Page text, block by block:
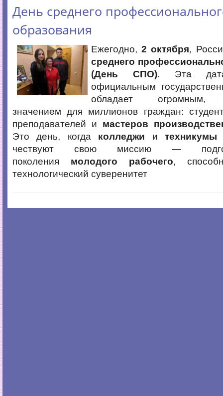
День среднего
образования
Ежегодно,2 октября,
среднего
(День СПО). Эта
официальным
обладает огромным,
значением для миллионов граждан:
преподавателей и мастеров
Это день, когда колледжи и техникумы
чествуют свою миссию —
поколения молодого рабочего,
технологический суверенитет